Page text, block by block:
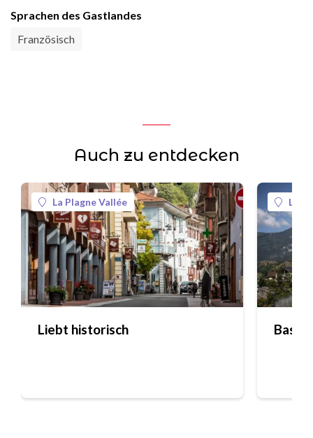
Sprachen des Gastlandes
Französisch
Auch zu entdecken
La Plagne Vallée
Liebt historisch
La